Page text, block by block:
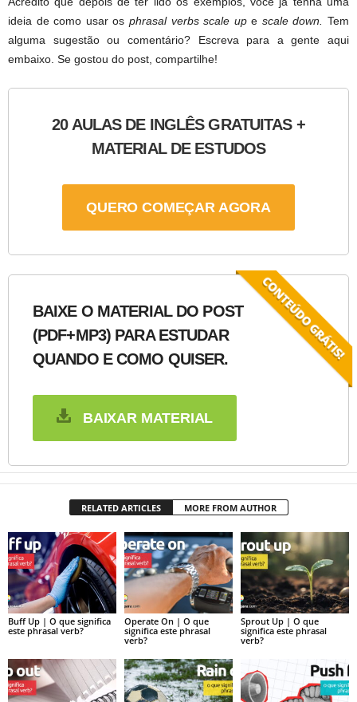
ideia de como usar os phrasal verbs scale upe scale down.
Tem
alguma sugestão ou comentário? Escreva para a gente aqui
embaixo. Se gostou do post, compartilhe!
20 AULAS DE INGLÊS GRATUITAS +
MATERIAL DE ESTUDOS
QUERO COMEÇAR AGORA
BAIXE O MATERIAL DO POST
(PDF+MP3) PARA ESTUDAR
QUANDO E COMO QUISER.
BAIXAR MATERIAL
RELATED ARTICLES MORE FROM AUTHOR
Buff Up | O que significa
este phrasal verb?
Operate On | O que
significa este phrasal
verb?
Sprout Up | O que
significa este phrasal
verb?